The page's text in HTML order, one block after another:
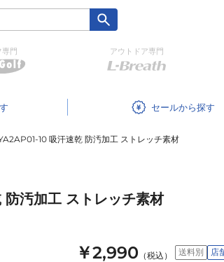
門 アウトドア専門
セール
10 吸汗速乾 防汚加工 ストレッチ素材
汚加工 ストレッチ素材
￥2,990 （税込） 送料別 店